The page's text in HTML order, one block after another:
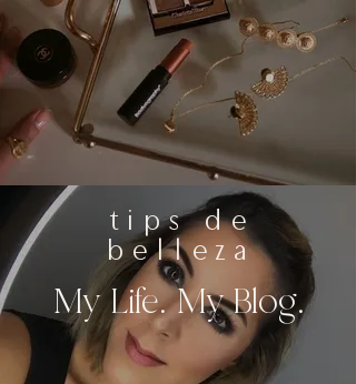
tips de
belleza
My Life. My Blog.